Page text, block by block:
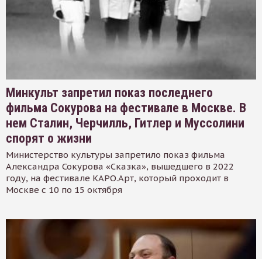
Минкульт запретил показ последнего
фильма Сокурова на фестивале в Москве. В
нем Сталин, Черчилль, Гитлер и Муссолини
спорят о жизни
Министерство культуры запретило показ фильма
Александра Сокурова «Сказка», вышедшего в 2022
году, на фестивале КАРО.Арт, который проходит в
Москве с 10 по 15 октября